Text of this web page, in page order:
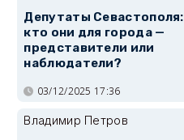
Депутаты Севастополя:
кто они для города —
представители или
наблюдатели?
03/12/2025 17:36
Владимир Петров